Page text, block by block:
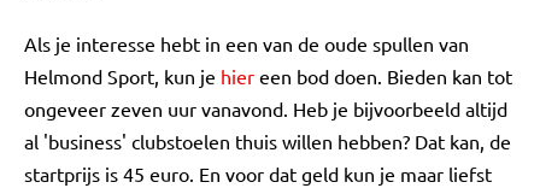
Als je interesse hebt in een van de oude spullen van
Helmond Sport, kun je hier een bod doen. Bieden kan tot
ongeveer zeven uur vanavond. Heb je bijvoorbeeld altijd
al 'business' clubstoelen thuis willen hebben? Dat kan, de
startprijs is 45 euro. En voor dat geld kun je maar liefst